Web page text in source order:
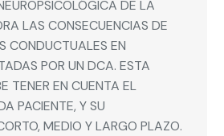
DE LA
LAS CONSECUENCIAS DE
CONDUCTUALES EN
POR UN DCA. ESTA
TENER EN CUENTA EL
PACIENTE, Y SU
MEDIO Y LARGO PLAZO.